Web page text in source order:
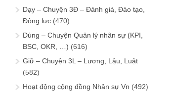
Dạy – Chuyện 3Đ – Đánh giá, Đào tạo,
Động lực (470)
Dùng – Chuyện Quản lý nhân sự (KPI,
BSC, OKR, …) (616)
Giữ – Chuyện 3L – Lương, Lậu, Luật
(582)
Hoạt động cộng đồng Nhân sự Vn (492)